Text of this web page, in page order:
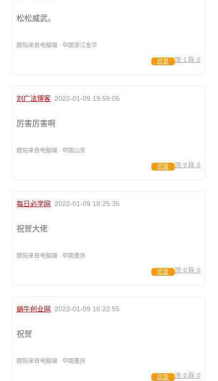
松松威武。
跟帖来自电脑端 · 中国浙江金华
顶: 1 踩: 0
回复
刘广法博客 2022-01-09 19:59:05
厉害厉害啊
跟帖来自电脑端 · 中国山东
顶: 0 踩: 0
回复
每日必学网 2022-01-09 18:25:35
祝贺大佬
跟帖来自电脑端 · 中国重庆
顶: 0 踩: 0
回复
蜗牛创业网 2022-01-09 18:22:55
祝贺
跟帖来自电脑端 · 中国重庆
顶: 0 踩: 0
回复